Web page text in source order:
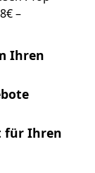
–
Ihren
für Ihren